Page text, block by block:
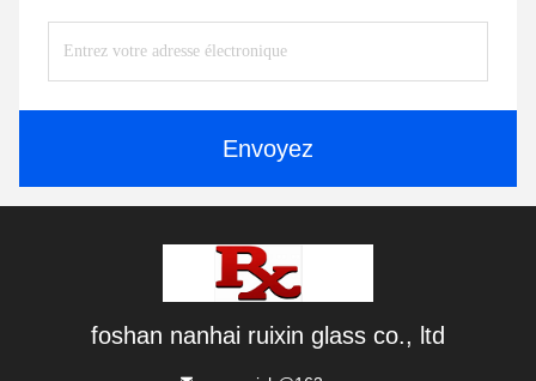
Envoyez
foshan nanhai ruixin glass co., ltd